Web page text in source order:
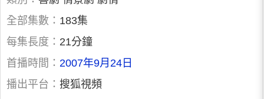
全部集數： 183集
每集長度： 21分鐘
首播時間： 2007年9月24日
播出平台： 搜狐視頻